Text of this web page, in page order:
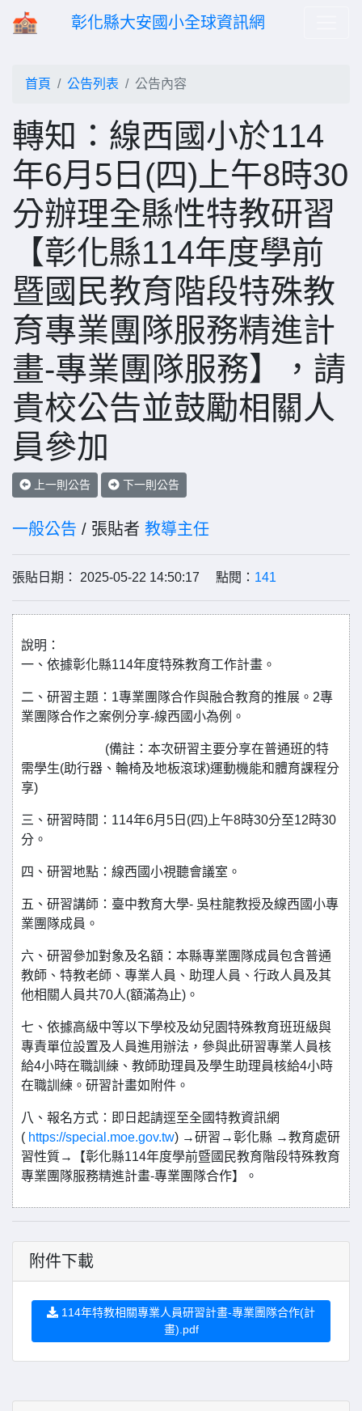
彰化縣大安國小全球資訊網
首頁 公告列表 公告內容
轉知：線西國小於114
年6月5日(四)上午8時30
分辦理全縣性特教研習
【彰化縣114年度學前
暨國民教育階段特殊教
育專業團隊服務精進計
畫-專業團隊服務】，請
貴校公告並鼓勵相關人
員參加
上一則公告 下一則公告
一般公告 / 張貼者 教導主任
張貼日期： 2025-05-22 14:50:17 點閱： 141
說明：
一、依據彰化縣114年度特殊教育工作計畫。
二、研習主題：1專業團隊合作與融合教育的推展。2專
業團隊合作之案例分享-線西國小為例。
(備註：本次研習主要分享在普通班的特
需學生(助行器、輪椅及地板滾球)運動機能和體育課程分
享)
三、研習時間：114年6月5日(四)上午8時30分至12時30
分。
四、研習地點：線西國小視聽會議室。
五、研習講師：臺中教育大學- 吳柱龍教授及線西國小專
業團隊成員。
六、研習參加對象及名額：本縣專業團隊成員包含普通
教師、特教老師、專業人員、助理人員、行政人員及其
他相關人員共70人(額滿為止)。
七、依據高級中等以下學校及幼兒園特殊教育班班級與
專責單位設置及人員進用辦法，參與此研習專業人員核
給4小時在職訓練、教師助理員及學生助理員核給4小時
在職訓練。研習計畫如附件。
八、報名方式：即日起請逕至全國特教資訊網
( https://special.moe.gov.tw) →研習→彰化縣 →教育處研
習性質→【彰化縣114年度學前暨國民教育階段特殊教育
專業團隊服務精進計畫-專業團隊合作】。
附件下載
114年特教相關專業人員研習計畫-專業團隊合作(計
畫).pdf